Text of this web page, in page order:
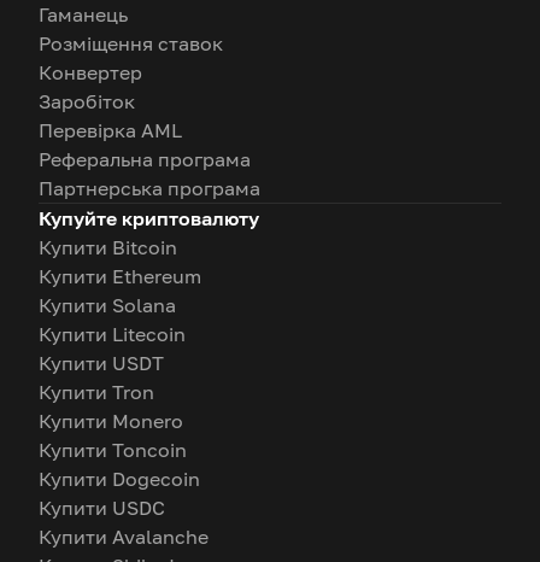
Гаманець
Розміщення ставок
Конвертер
Заробіток
Перевірка AML
Реферальна програма
Партнерська програма
Купуйте криптовалюту
Купити Bitcoin
Купити Ethereum
Купити Solana
Купити Litecoin
Купити USDT
Купити Tron
Купити Monero
Купити Toncoin
Купити Dogecoin
Купити USDC
Купити Avalanche